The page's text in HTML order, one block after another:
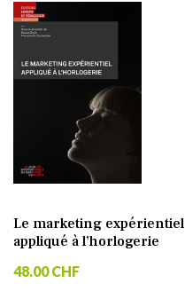
Le marketing expérientiel
appliqué à l’horlogerie
48.00 CHF